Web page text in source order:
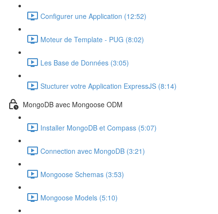
Configurer une Application (12:52)
Moteur de Template - PUG (8:02)
Les Base de Données (3:05)
Stucturer votre Application ExpressJS (8:14)
MongoDB avec Mongoose ODM
Installer MongoDB et Compass (5:07)
Connection avec MongoDB (3:21)
Mongoose Schemas (3:53)
Mongoose Models (5:10)